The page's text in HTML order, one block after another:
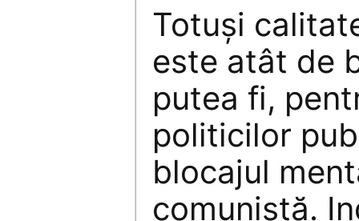
Totuşi
este atât de
putea fi,
politicilor
blocajul
comunistă.